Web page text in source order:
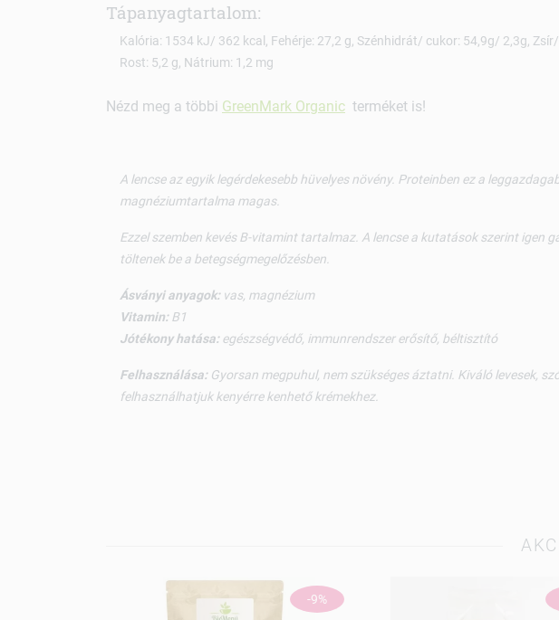
Tápanyagtartalom:
Kalória: 1534 kJ/ 362 kcal, Fehérje: 27,2 g, Szénhidrát/ cukor: 54,9g/ 2,3g,
Rost: 5,2 g, Nátrium: 1,2 mg
Nézd meg a többi GreenMark Organic terméket is!
A lencse az egyik legérdekesebb hüvelyes növény. Proteinben ez a
magnéziumtartalma magas.
Ezzel szemben kevés B-vitamint tartalmaz. A lencse a kutatások szerint igen
töltenek be a betegségmegelőzésben.
Ásványi anyagok:vas, magnézium
Vitamin:B1
Jótékony hatása:egészségvédő, immunrendszer erősítő, béltisztító
Felhasználása:Gyorsan megpuhul, nem szükséges áztatni. Kiváló levesek,
felhasználhatjuk kenyérre kenhető krémekhez.
-9%